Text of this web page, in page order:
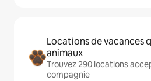
Locations de vacances
animaux
Trouvez 290 locations
compagnie